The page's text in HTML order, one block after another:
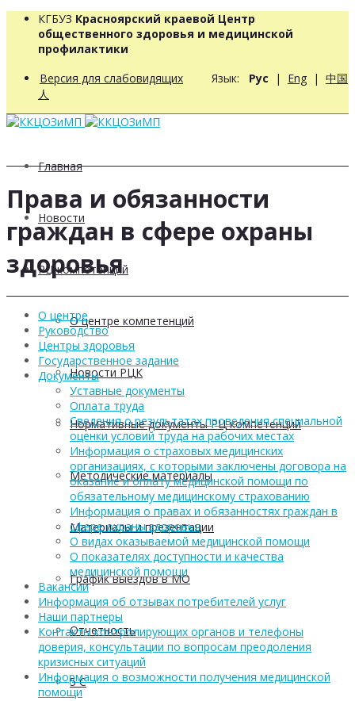
КГБУЗ Красноярский краевой Центр
общественного здоровья и медицинской
профилактики
Версия для слабовидящих Язык: Рус | Eng | 中国
人
Главная
Новости
РЦ компетенций
О центре компетенций
Новости РЦК
Нормативные документы РЦ компетенций
Методические материалы
Материалы и презентации
График выездов в МО
Отчетность
5 С
Права и обязанности
граждан в сфере охраны
здоровья
О центре
Руководство
Центры здоровья
Государственное задание
Документы
Уставные документы
Оплата труда
Сведения о результатах проведения специальной
оценки условий труда на рабочих местах
Информация о страховых медицинских
организациях, с которыми заключены договора на
оказание и оплату медицинской помощи по
обязательному медицинскому страхованию
Информация о правах и обязанностях граждан в
сфере охраны здоровья
О видах оказываемой медицинской помощи
О показателях доступности и качества
медицинской помощи
Вакансии
Информация об отзывах потребителей услуг
Наши партнеры
Контакты контролирующих органов и телефоны
доверия, консультации по вопросам преодоления
кризисных ситуаций
Информация о возможности получения медицинской
помощи